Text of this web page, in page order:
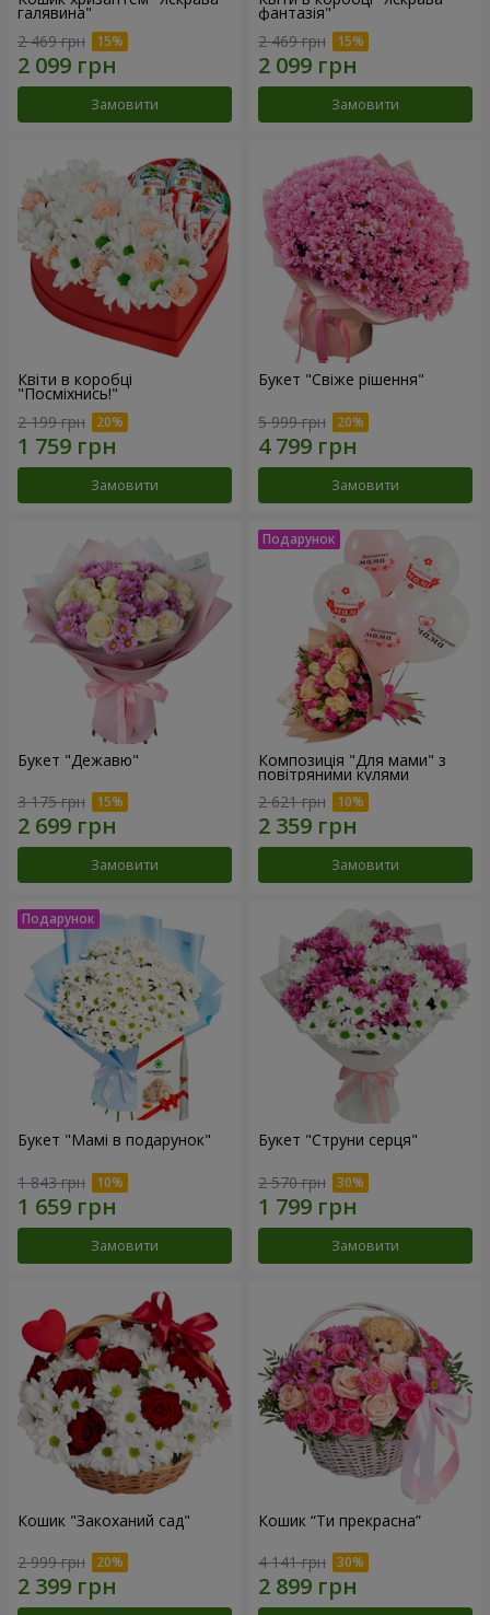
галявина"
2 469 грн
Замовити
фантазія"
2 469 грн
Замовити
Квіти в коробці
"Посміхнись!"
2 199 грн
Замовити
Букет "Свіже рішення"
5 999 грн
Замовити
Букет "Дежавю"
3 175 грн
Замовити
Композиція "Для мами" з
повітряними кулями
2 621 грн
Замовити
Букет "Мамі в подарунок"
1 843 грн
Замовити
Букет "Струни серця"
2 570 грн
Замовити
Кошик "Закоханий сад"
2 999 грн
Кошик “Ти прекрасна”
4 141 грн